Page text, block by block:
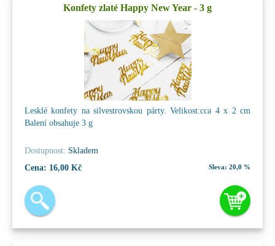
Konfety zlaté Happy New Year - 3 g
Lesklé konfety na silvestrovskou párty. Velikost:cca 4 x 2 cm
Balení obsahuje 3 g
Dostupnost: Skladem
Cena: 16,00 Kč Sleva: 20,0 %